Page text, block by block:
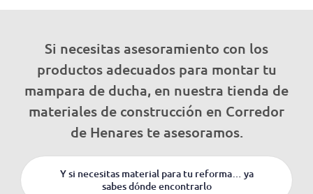
Si necesitas asesoramiento con los
productos adecuados para montar tu
mampara de ducha, en nuestra tienda de
materiales de construcción en Corredor
de Henares te asesoramos.
Y si necesitas material para tu reforma… ya
sabes dónde encontrarlo